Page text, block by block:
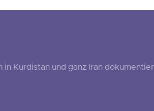
Kurdistan und ganz Iran